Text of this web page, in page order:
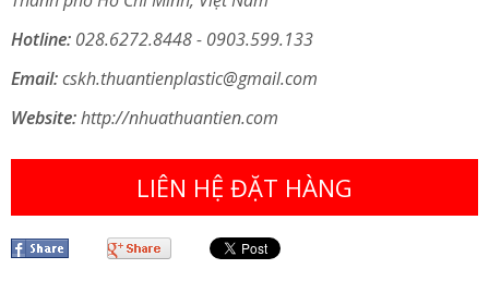
Hotline: 028.6272.8448 - 0903.599.133
Email:cskh.thuantienplastic@gmail.com
Website:http://nhuathuantien.com
LIÊN HỆ ĐẶT HÀNG